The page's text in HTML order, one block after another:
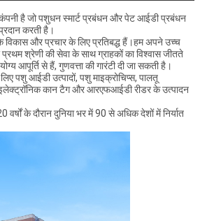
है जो पशुधन स्मार्ट प्रबंधन और पेट आईडी प्रबंधन
करती है।
विकास और प्रचार के लिए प्रतिबद्ध हैं।हम अपने उच्च
प्रथम श्रेणी की सेवा के साथ ग्राहकों का विश्वास जीतते
आपूर्ति से हैं, गुणवत्ता की गारंटी दी जा सकती है।
पशु आईडी उत्पादों, पशु माइक्रोचिप्स, पालतू
इलेक्ट्रॉनिक कान टैग और आरएफआईडी रीडर के उत्पादन
वर्षों के दौरान दुनिया भर में 90 से अधिक देशों में निर्यात